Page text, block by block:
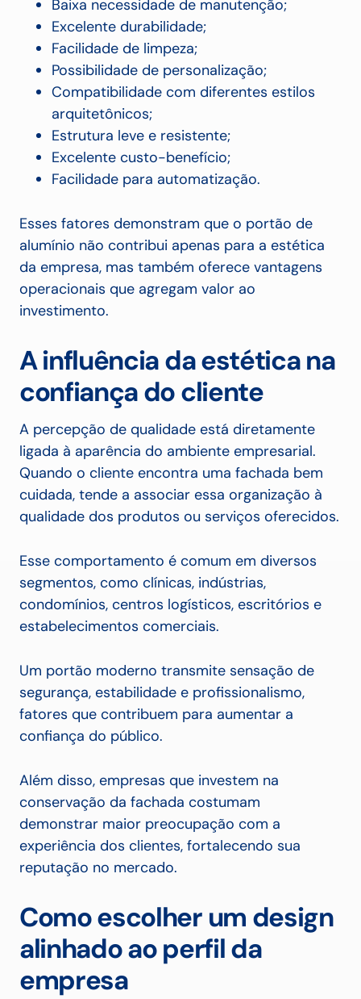
Baixa necessidade de manutenção;
Excelente durabilidade;
Facilidade de limpeza;
Possibilidade de personalização;
Compatibilidade com diferentes estilos
arquitetônicos;
Estrutura leve e resistente;
Excelente custo-benefício;
Facilidade para automatização.
Esses fatores demonstram que o portão de
alumínio não contribui apenas para a estética
da empresa, mas também oferece vantagens
operacionais que agregam valor ao
investimento.
A influência da estética na
confiança do cliente
A percepção de qualidade está diretamente
ligada à aparência do ambiente empresarial.
Quando o cliente encontra uma fachada bem
cuidada, tende a associar essa organização à
qualidade dos produtos ou serviços oferecidos.
Esse comportamento é comum em diversos
segmentos, como clínicas, indústrias,
condomínios, centros logísticos, escritórios e
estabelecimentos comerciais.
Um portão moderno transmite sensação de
segurança, estabilidade e profissionalismo,
fatores que contribuem para aumentar a
confiança do público.
Além disso, empresas que investem na
conservação da fachada costumam
demonstrar maior preocupação com a
experiência dos clientes, fortalecendo sua
reputação no mercado.
Como escolher um design
alinhado ao perfil da
empresa